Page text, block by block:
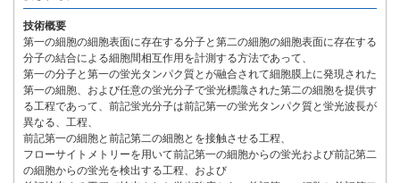
技術概要
第一の細胞の細胞表面に存在する分子と第二の細胞の細胞表面に存在する
分子の結合による細胞間相互作用を計測する方法であって、
第一の分子と第一の蛍光タンパク質とが融合されて細胞膜上に発現された
第一の細胞、および任意の蛍光分子で蛍光標識された第二の細胞を提供す
る工程であって、前記蛍光分子は前記第一の蛍光タンパク質と蛍光波長が
異なる、工程、
前記第一の細胞と前記第二の細胞とを接触させる工程、
フローサイトメトリーを用いて前記第一の細胞からの蛍光および前記第二
の細胞からの蛍光を検出する工程、および